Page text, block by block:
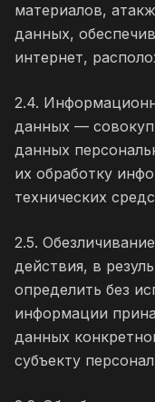
материалов,
данных,
интернет,
2.4.
данных —
данных
их обработку
технических
2.5.
действия, в
определить без
информации
данных
субъекту